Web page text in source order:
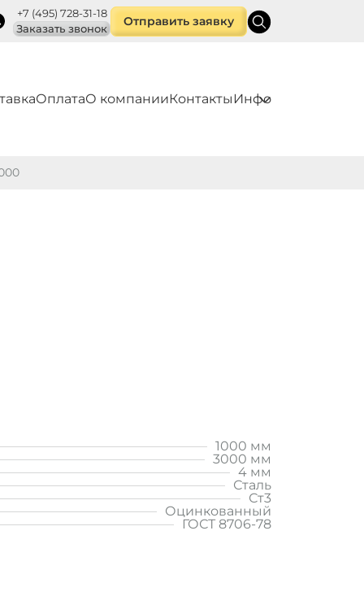
+7 (495) 728-31-18
Заказать звонок
Отправить заявку
ОплатаО компанииКонтакты Инфо
1000 мм
3000 мм
4 мм
Сталь
Ст3
Оцинкованный
ГОСТ 8706-78